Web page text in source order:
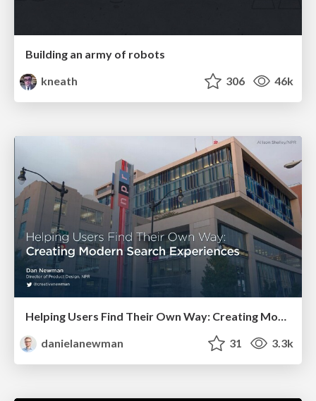
Building an army of robots
kneath
306 46k
Helping Users Find Their Own Way: Creating Modern Search Experiences
danielanewman
31 3.3k